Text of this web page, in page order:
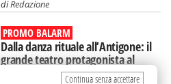
diRedazione
PROMO BALARM
Dalla danza rituale all’Antigone: il
grande teatro protagonista al
"Segesta Festival"Continua senza accettare